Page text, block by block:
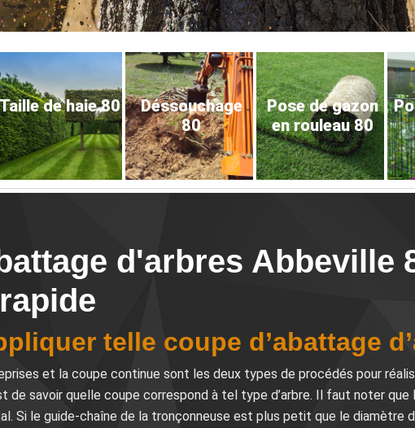
de haie 80
Déssouchage
80
Pose de gazon
en rouleau 80
d'arbres Abbeville
telle coupe d’abattage
et la coupe continue sont les deux types de procédés pour
de savoir quelle coupe correspond à tel type d’arbre. Il faut noter que
Si le guide-chaîne de la tronçonneuse est plus petit que le diamètre